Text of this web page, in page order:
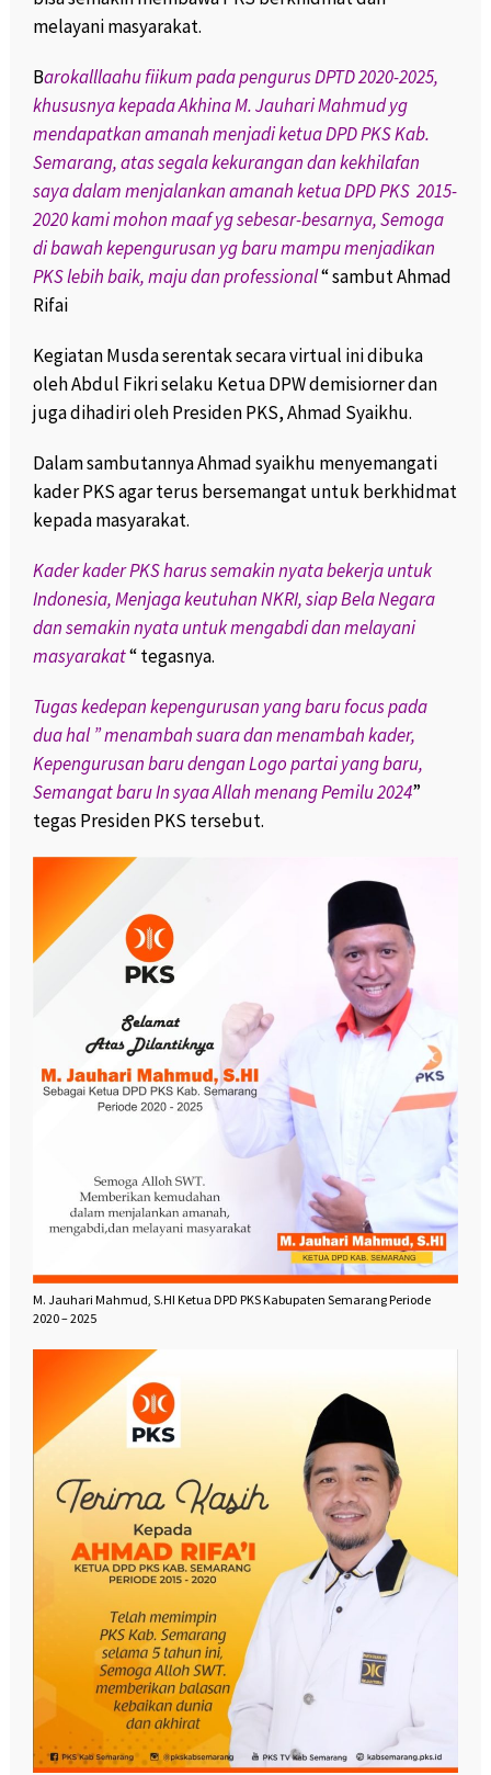
melayani masyarakat.
Barokalllaahu fiikum pada pengurus DPTD 2020-2025,
khususnya kepada Akhina M. Jauhari Mahmud yg
mendapatkan amanah menjadi ketua DPD PKS Kab.
Semarang, atas segala kekurangan dan kekhilafan
saya dalam menjalankan amanah ketua DPD PKS 2015-
2020 kami mohon maaf yg sebesar-besarnya, Semoga
di bawah kepengurusan yg baru mampu menjadikan
PKS lebih baik, maju dan professional“ sambut Ahmad
Rifai
Kegiatan Musda serentak secara virtual ini dibuka
oleh Abdul Fikri selaku Ketua DPW demisiorner dan
juga dihadiri oleh Presiden PKS, Ahmad Syaikhu.
Dalam sambutannya Ahmad syaikhu menyemangati
kader PKS agar terus bersemangat untuk berkhidmat
kepada masyarakat.
Kader kader PKS harus semakin nyata bekerja untuk
Indonesia, Menjaga keutuhan NKRI, siap Bela Negara
dan semakin nyata untuk mengabdi dan melayani
masyarakat“ tegasnya.
Tugas kedepan kepengurusan yang baru focus pada
dua hal ” menambah suara dan menambah kader,
Kepengurusan baru dengan Logo partai yang baru,
Semangat baru In syaa Allah menang Pemilu 2024”
tegas Presiden PKS tersebut.
M. Jauhari Mahmud, S.HI Ketua DPD PKS Kabupaten Semarang Periode
2020 – 2025